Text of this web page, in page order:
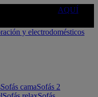
AQUÍ
Sofás camaSofás 2